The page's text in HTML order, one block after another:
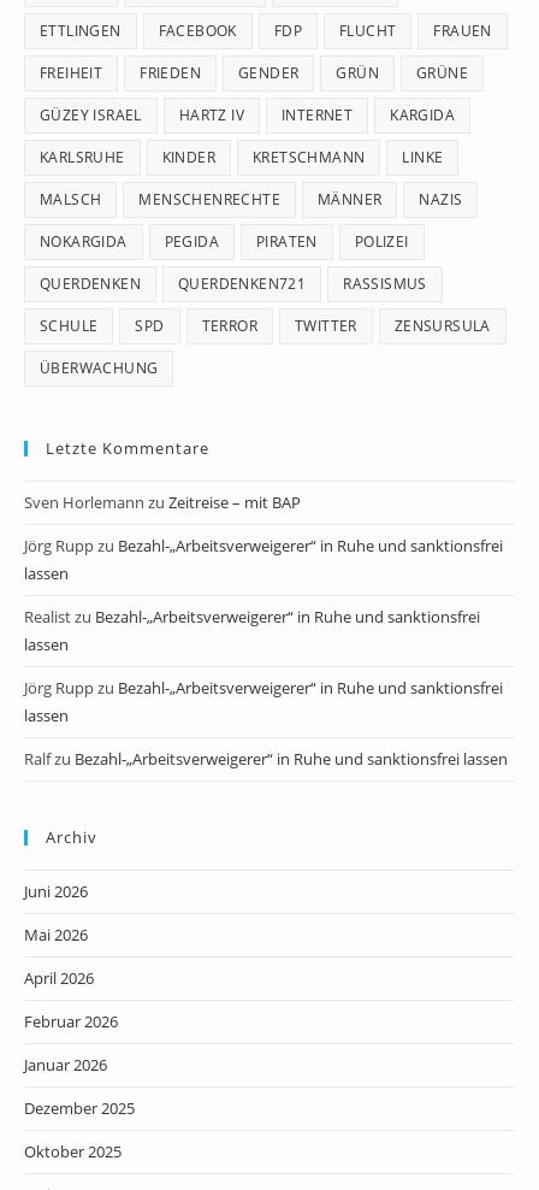
ETTLINGEN FACEBOOK FDP FLUCHT FRAUEN
FREIHEIT FRIEDEN GENDER GRÜN GRÜNE
GÜZEY ISRAEL HARTZ IV INTERNET KARGIDA
KARLSRUHE KINDER KRETSCHMANN LINKE
MALSCH MENSCHENRECHTE MÄNNER NAZIS
NOKARGIDA PEGIDA PIRATEN POLIZEI
QUERDENKEN QUERDENKEN721 RASSISMUS
SCHULE SPD TERROR TWITTER ZENSURSULA
ÜBERWACHUNG
Letzte Kommentare
Sven Horlemann zu Zeitreise – mit BAP
Jörg Ruppzu Bezahl-„Arbeitsverweigerer“ in Ruhe und sanktionsfrei
lassen
Realistzu Bezahl-„Arbeitsverweigerer“ in Ruhe und sanktionsfrei
lassen
Jörg Ruppzu Bezahl-„Arbeitsverweigerer“ in Ruhe und sanktionsfrei
lassen
Ralfzu Bezahl-„Arbeitsverweigerer“ in Ruhe und sanktionsfrei lassen
Archiv
Juni 2026
Mai 2026
April 2026
Februar 2026
Januar 2026
Dezember 2025
Oktober 2025